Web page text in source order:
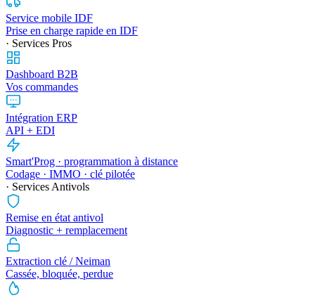
Service mobile IDF
Prise en charge rapide en IDF
· Services Pros
Dashboard B2B
Vos commandes
Intégration ERP
API + EDI
Smart'Prog · programmation à distance
Codage · IMMO · clé pilotée
· Services Antivols
Remise en état antivol
Diagnostic + remplacement
Extraction clé / Neiman
Cassée, bloquée, perdue